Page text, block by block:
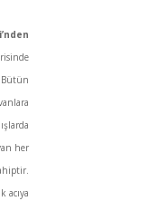
Bütün
her
acıya